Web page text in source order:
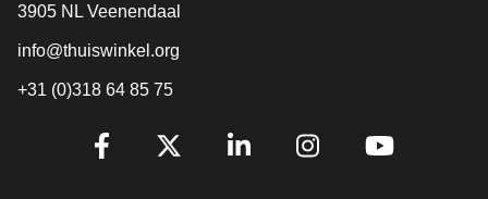
3905 NL Veenendaal
info@thuiswinkel.org
+31 (0)318 64 85 75
[_General:SocialMediaTitle]